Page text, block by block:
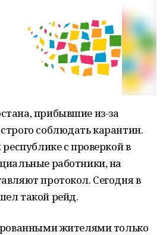
прибывшие из-за
соблюдать карантин.
с проверкой в
работники, на
протокол. Сегодня в
такой рейд.
жителями только